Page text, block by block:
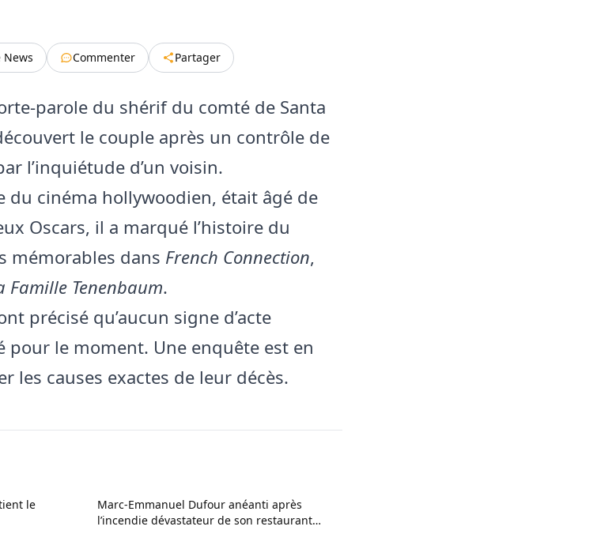
News Commenter Partager
parole du shérif du comté de Santa
le couple après un contrôle de
l’inquiétude d’un voisin.
du cinéma hollywoodien, était âgé de
Oscars, il a marqué l’histoire du
mémorables dans French Connection,
Famille Tenenbaum.
précisé qu’aucun signe d’acte
pour le moment. Une enquête est en
les causes exactes de leur décès.
le
Marc-Emmanuel Dufour anéanti après
l’incendie dévastateur de son restaurant